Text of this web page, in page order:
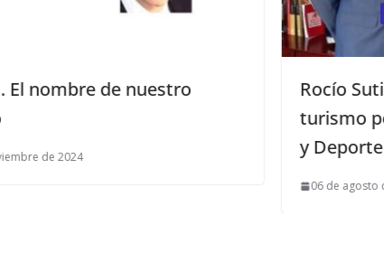
Rocío Sutil nombrada asesora
turismo por el consejero de